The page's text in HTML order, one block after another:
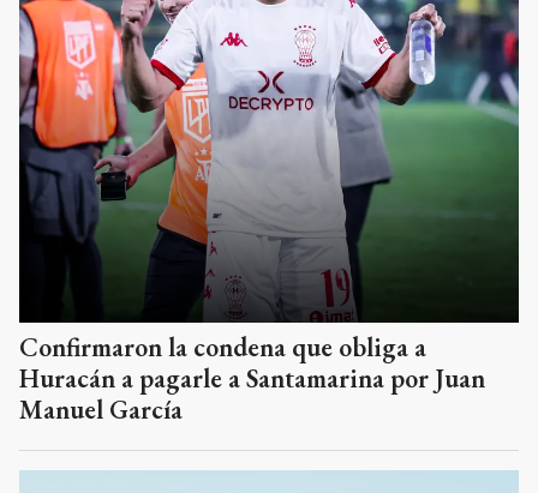
Confirmaron la condena que obliga a
Huracán a pagarle a Santamarina por Juan
Manuel García